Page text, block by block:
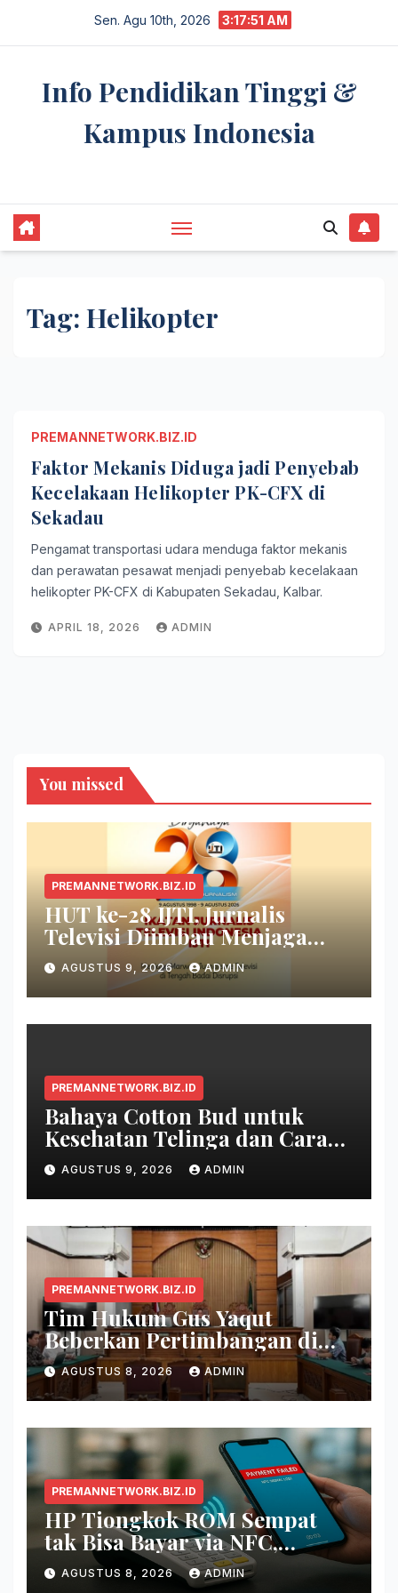
Sen. Agu 10th, 2026 3:17:51 AM
Info Pendidikan Tinggi &
Kampus Indonesia
Tag: Helikopter
PREMANNETWORK.BIZ.ID
Faktor Mekanis Diduga jadi Penyebab
Kecelakaan Helikopter PK-CFX di
Sekadau
Pengamat transportasi udara menduga faktor mekanis
dan perawatan pesawat menjadi penyebab kecelakaan
helikopter PK-CFX di Kabupaten Sekadau, Kalbar.
APRIL 18, 2026 ADMIN
You missed
PREMANNETWORK.BIZ.ID
HUT ke-28 IJTI, Jurnalis
Televisi Diimbau Menjaga
Marwah di Tengah Badai
Disrupsi
AGUSTUS 9, 2026 ADMIN
PREMANNETWORK.BIZ.ID
Bahaya Cotton Bud untuk
Kesehatan Telinga dan Cara
Membersihkan yang Benar
AGUSTUS 9, 2026 ADMIN
PREMANNETWORK.BIZ.ID
Tim Hukum Gus Yaqut
Beberkan Pertimbangan di
Balik Pembagian Tambahan
Kuota Haji 2024
AGUSTUS 8, 2026 ADMIN
PREMANNETWORK.BIZ.ID
HP Tiongkok ROM Sempat
tak Bisa Bayar via NFC,
Google Wallet Disorot
AGUSTUS 8, 2026 ADMIN